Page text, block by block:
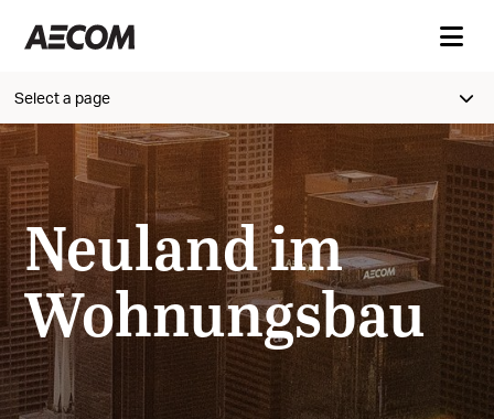
Select a page
Neuland im
Wohnungsbau